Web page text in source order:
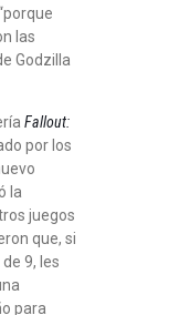
las
Godzilla
Fallout:
por los
la
juegos
que, si
9, les
para